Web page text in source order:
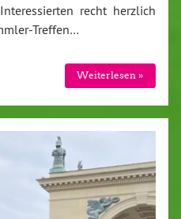
recht herzlich
Treffen…
Weiterlesen »